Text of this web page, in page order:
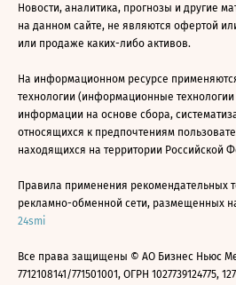
Новости, аналитика, прогнозы и другие
на данном сайте, не являются офертой
или продаже каких-либо активов.
На информационном ресурсе
технологии (информационные
информации на основе сбора,
относящихся к предпочтениям
находящихся на территории Российской
Правила применения рекомендательных
рекламно-обменной сети, размещенных
24smi
Все права защищены © АО Бизнес Ньюс
7712108141/771501001, ОГРН 1027739124775,